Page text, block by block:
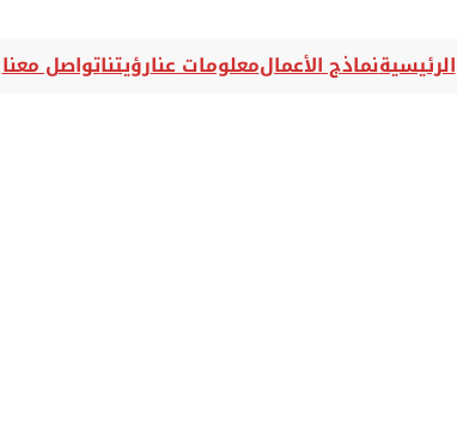
الرئيسيةنماذج الأعمالمعلومات عنارؤيتناتواصل معنا